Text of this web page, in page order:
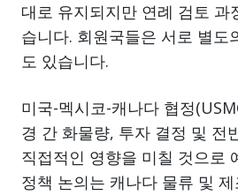
대로 유지되지만 연례 검토 과
습니다. 회원국들은 서로 별도
도 있습니다.
미국-멕시코-캐나다 협정
경 간 화물량, 투자 결정 및 전
직접적인 영향을 미칠 것으로
정책 논의는 캐나다 물류 및